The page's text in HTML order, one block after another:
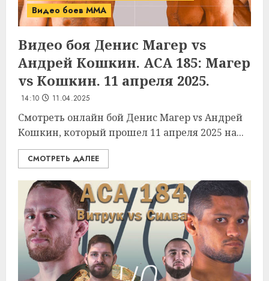
Видео боев MMA
Видео боя Денис Магер vs
Андрей Кошкин. ACA 185: Магер
vs Кошкин. 11 апреля 2025.
14:10 11.04.2025
Смотреть онлайн бой Денис Магер vs Андрей
Кошкин, который прошел 11 апреля 2025 на...
СМОТРЕТЬ ДАЛЕЕ